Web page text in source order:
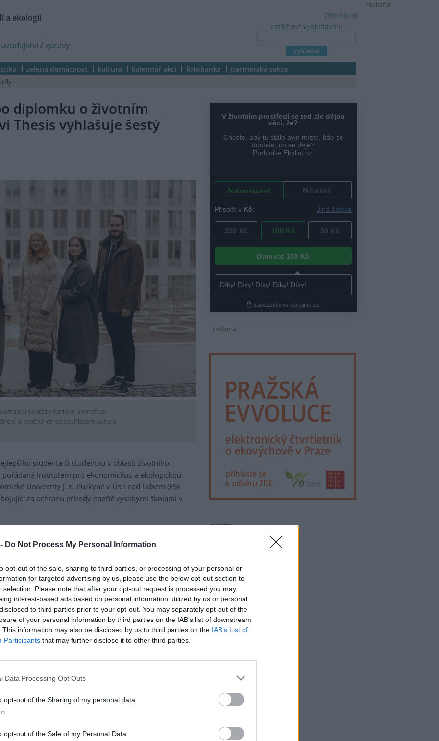
Do Not Process My Personal Information
opt-out of the sale, sharing to third parties, or processing of your personal or
for targeted advertising by us, please use the below opt-out section to
selection. Please note that after your opt-out request is processed you may
interest-based ads based on personal information utilized by us or personal
to third parties prior to your opt-out. You may separately opt-out of the
of your personal information by third parties on the IAB’s list of downstream
This information may also be disclosed by us to third parties on the IAB’s List of
Participants that may further disclose it to other third parties.
Data Processing Opt Outs
opt-out of the Sharing of my personal data.
opt-out of the Sale of my Personal Data.
reklama
a ekologii
/ zprávy
rozšířené vyhledávání
Přihlášení
zelená domácnost kultura kalendář akcí fotobanka partnerská sekce
diplomku o životním
Thesis vyhlašuje šestý
z Univerzity Karlovy uprostřed.
je možné jen se souhlasem autora
studenta či studentku v oblasti životního
Institutem pro ekonomickou a ekologickou
Univerzity J. E. Purkyně v Ústí nad Labem (FSE
za ochranu přírody napříč vysokými školami v
se plýtvání potravin v českých domácnostech,
ale i třídění odpadu.
z celkem 16 různých fakult vysokých škol v
organizátor Jan Macháč z FSE UJEP.
porota složená z odborníků na ochranu životního
aby nezůstala v šuplíku. Kromě finanční odměny
absolvovat mediální školení zajišťované hlavním
Ministerstvo životního prostředí, Business Leaders
2023 do konce září 2024 obhájí svou bakalářskou
prostředím ze společenskovědního pohledu.
webu soutěžewww.czechenvithesis.cz.
reklama
reklama